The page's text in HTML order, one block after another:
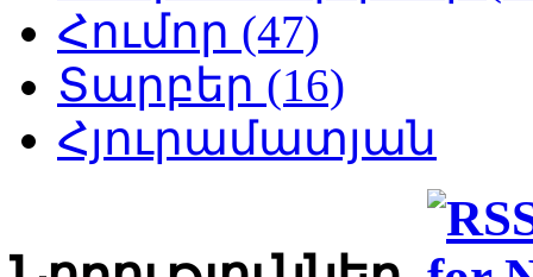
Հումոր (47)
Տարբեր (16)
Հյուրամատյան